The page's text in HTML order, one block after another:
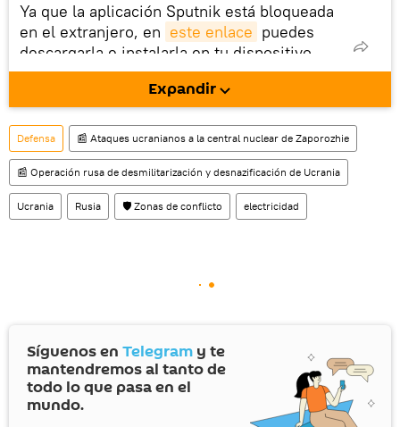
Ya que la aplicación Sputnik está bloqueada
en el extranjero, en este enlace puedes
descargarla e instalarla en tu dispositivo
móvil (¡solo para Android!).
También tenemos una cuenta en la red
social rusa VK .
Expandir
Defensa 📰 Ataques ucranianos a la central nuclear de Zaporozhie
📰 Operación rusa de desmilitarización y desnazificación de Ucrania
Ucrania Rusia 🛡️ Zonas de conflicto electricidad
Síguenos en Telegram y te
mantendremos al tanto de
todo lo que pasa en el
mundo.